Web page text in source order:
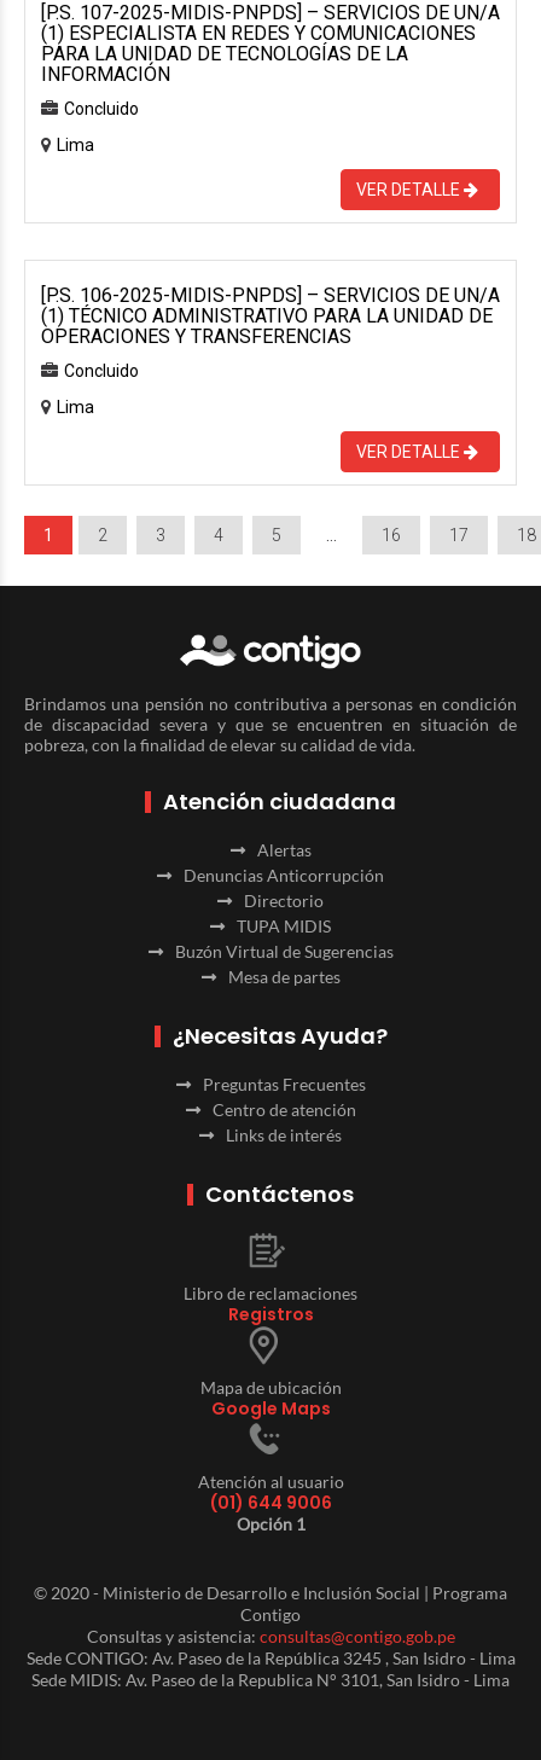
[P.S. 107-2025-MIDIS-PNPDS] – SERVICIOS DE UN/A
(1) ESPECIALISTA EN REDES Y COMUNICACIONES
PARA LA UNIDAD DE TECNOLOGÍAS DE LA
INFORMACIÓN
Concluido
Lima
VER DETALLE
[P.S. 106-2025-MIDIS-PNPDS] – SERVICIOS DE UN/A
(1) TÉCNICO ADMINISTRATIVO PARA LA UNIDAD DE
OPERACIONES Y TRANSFERENCIAS
Concluido
Lima
VER DETALLE
1 2 3 4 5 16 17 18
Brindamos una pensión no contributiva a personas en condición
de discapacidad severa y que se encuentren en situación de
pobreza, con la finalidad de elevar su calidad de vida.
Atención ciudadana
Alertas
Denuncias Anticorrupción
Directorio
TUPA MIDIS
Buzón Virtual de Sugerencias
Mesa de partes
¿Necesitas Ayuda?
Preguntas Frecuentes
Centro de atención
Links de interés
Contáctenos
Libro de reclamaciones
Registros
Mapa de ubicación
Google Maps
Atención al usuario
(01) 644 9006
Opción 1
© 2020 - Ministerio de Desarrollo e Inclusión Social | Programa
Contigo
Consultas y asistencia: consultas@contigo.gob.pe
Sede CONTIGO: Av. Paseo de la República 3245 , San Isidro - Lima
Sede MIDIS: Av. Paseo de la Republica N° 3101, San Isidro - Lima